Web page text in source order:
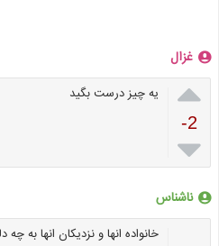
غزال

-2

یه چیز درست بگید
ناشناس
خانواده انها و نزدیکان انها به